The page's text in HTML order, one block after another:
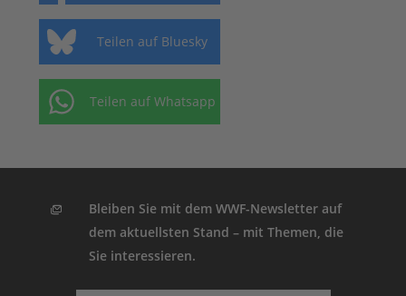
Teilen auf Bluesky
Teilen auf Whatsapp
Bleiben Sie mit dem WWF-Newsletter auf
dem aktuellsten Stand – mit Themen, die
Sie interessieren.